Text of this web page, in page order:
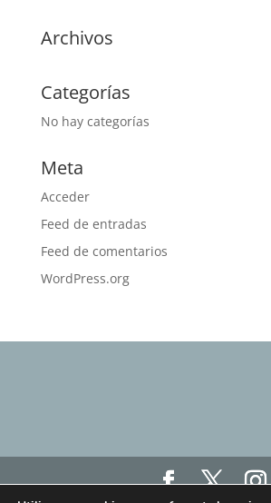
Archivos
Categorías
No hay categorías
Meta
Acceder
Feed de entradas
Feed de comentarios
WordPress.org